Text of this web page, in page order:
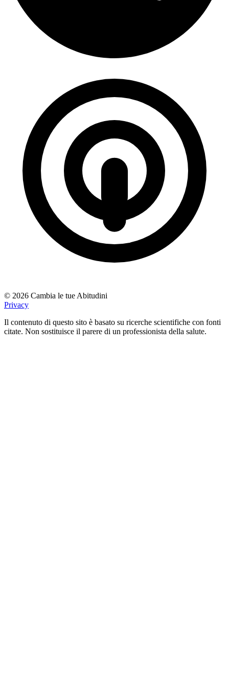
© 2026 Cambia le tue Abitudini
Privacy
Il contenuto di questo sito è basato su ricerche scientifiche con fonti
citate. Non sostituisce il parere di un professionista della salute.